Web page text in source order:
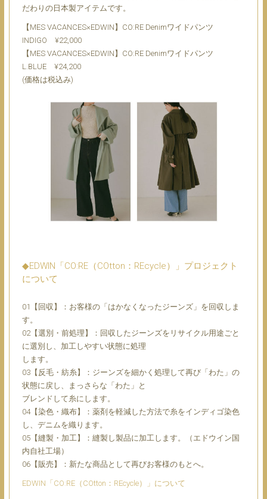
だわりの日本製アイテムです。
【MES VACANCES×EDWIN】CO:RE Denimワイドパンツ
INDIGO ¥22,000
【MES VACANCES×EDWIN】CO:RE Denimワイドパンツ
L.BLUE ¥24,200
(価格は税込み)
◆EDWIN「CO:RE（COtton：REcycle）」プロジェクト
について
01【回収】：お客様の「はかなくなったジーンズ」を回収しま
す。
02【選別・前処理】：回収したジーンズをリサイクル用途ごと
に選別し、加工しやすい状態に処理
します。
03【反毛・紡糸】：ジーンズを細かく処理して再び「わた」の
状態に戻し、まっさらな「わた」と
ブレンドして糸にします。
04【染色・織布】：薬剤を軽減した方法で糸をインディゴ染色
し、デニムを織ります。
05【縫製・加工】：縫製し製品に加工します。（エドウイン国
内自社工場）
06【販売】：新たな商品として再びお客様のもとへ。
EDWIN「CO:RE（COtton：REcycle）」について